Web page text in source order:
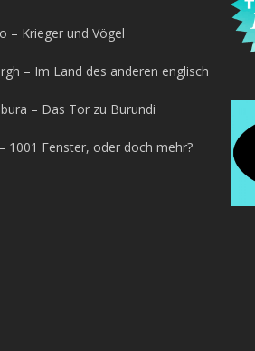
– Krieger und Vögel
– Im Land des anderen englisch
– Das Tor zu Burundi
1001 Fenster, oder doch mehr?